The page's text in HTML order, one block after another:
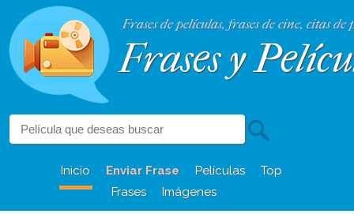
Frases de películas, frases de cine, citas de
Frases y
Inicio Enviar Frase Películas
Top
Frases
Imágenes